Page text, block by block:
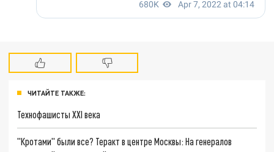
ЧИТАЙТЕ ТАКЖЕ:
Технофашисты XXI века
"Кротами" были все? Теракт в центре Москвы: На генералов